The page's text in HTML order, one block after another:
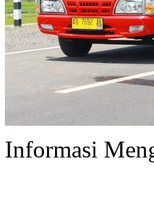
Informasi